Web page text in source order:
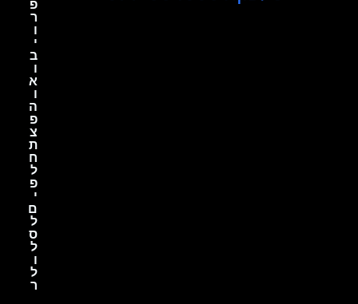
פ
ר
ו
י
ב
ו
א
ו
ה
פ
צ
ת
ח
ל
פ
י
ם
ל
ס
ל
ו
ל
ר